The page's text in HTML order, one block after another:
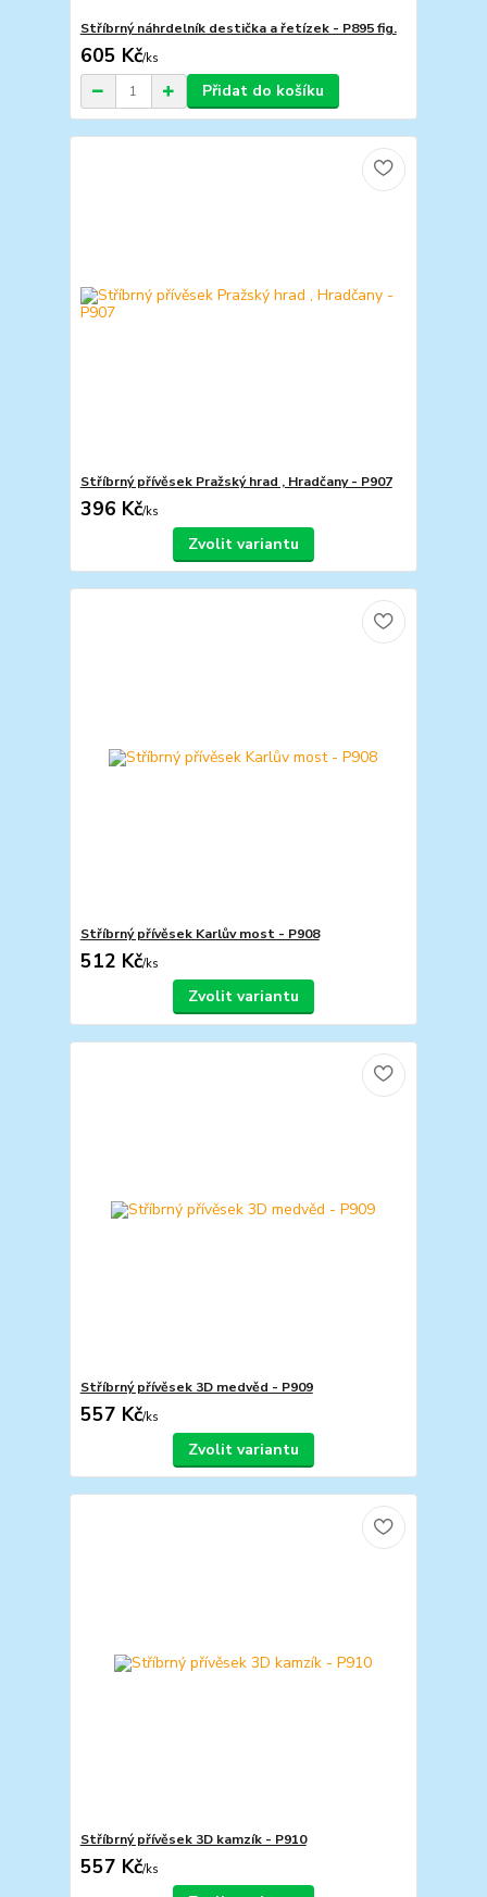
Stříbrný náhrdelník destička a řetízek - P895 fig.
605 Kč/ks
Přidat do košíku
Stříbrný přívěsek Pražský hrad , Hradčany - P907
396 Kč/ks
Zvolit variantu
Stříbrný přívěsek Karlův most - P908
512 Kč/ks
Zvolit variantu
Stříbrný přívěsek 3D medvěd - P909
557 Kč/ks
Zvolit variantu
Stříbrný přívěsek 3D kamzík - P910
557 Kč/ks